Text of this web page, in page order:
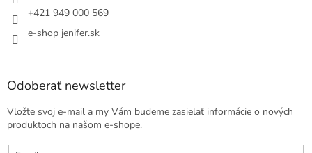
+421 949 000 569
e-shop jenifer.sk
Odoberať newsletter
Vložte svoj e-mail a my Vám budeme zasielať informácie o nových
produktoch na našom e-shope.